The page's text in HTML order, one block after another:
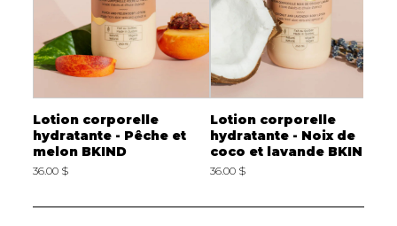
Lotion corporelle
hydratante - Pêche et
melon BKIND
36.00 $
Lotion corporelle
hydratante - Noix de
coco et lavande BKIND
36.00 $